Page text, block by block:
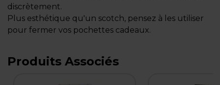
discrètement.
Plus esthétique qu'un scotch, pensez à les utiliser
pour fermer vos pochettes cadeaux.
Produits Associés